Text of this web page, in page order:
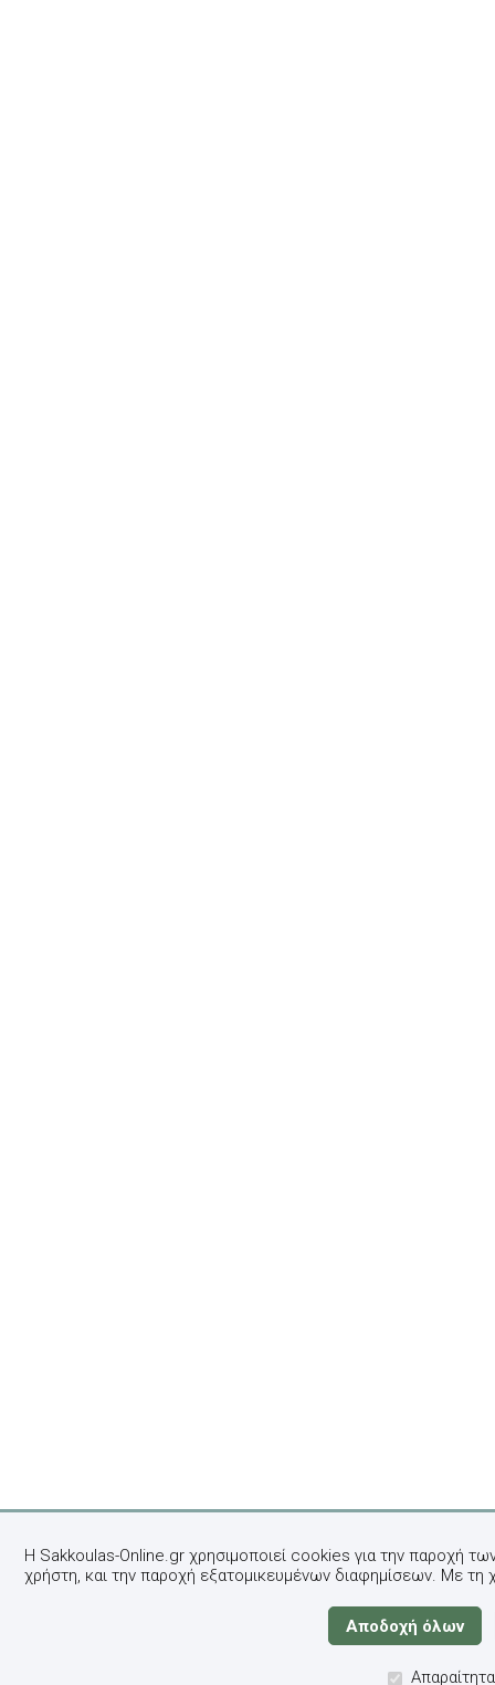
Η Sakkoulas-Online.gr χρησιμοποιεί cookies για την παροχή
χρήστη, και την παροχή εξατομικευμένων διαφημίσεων. Με